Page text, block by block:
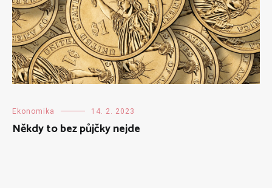
Ekonomika 14. 2. 2023
Někdy to bez půjčky nejde